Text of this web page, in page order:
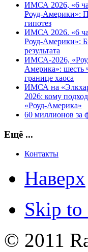
ИМСА 2026, «6
Роуд-Америки»:
гипотез
ИМСА 2026. «6
Роуд-Америки»:
результата
ИМСА-2026,
Америка»: шесть
границе хаоса
ИМСА на
2026: кому
«Роуд-Америка»
60 миллионов за
Ещё ...
Контакты
Наверх
Skip to
© 2011